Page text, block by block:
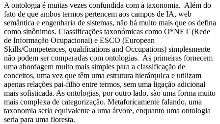
A ontologia é muitas vezes confundida com a taxonomia. Além do
fato de que ambos termos pertencem aos campos de IA, web
semântica e engenharia de sistemas, não há muito mais que os defina
como sinônimos. Classificações taxonómicas como O*NET (Rede
de Informação Ocupacional) e ESCO (European
Skills/Competences, qualifications and Occupations) simplesmente
não podem ser comparadas com ontologias. As primeiras fornecem
uma abordagem muito mais simples para a classificação de
conceitos, uma vez que têm uma estrutura hierárquica e utilizam
apenas relações pai-filho entre termos, sem uma ligação adicional
mais sofisticada. As ontologias, por outro lado, são uma forma muito
mais complexa de categorização. Metaforicamente falando, uma
taxonomia seria equivalente a uma árvore, enquanto uma ontologia
seria para uma floresta.